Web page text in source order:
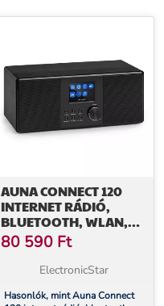
AUNA CONNECT 120
INTERNET RÁDIÓ,
BLUETOOTH, WLAN,
DAB/DAB+, FM, RDS,
USB, AUX
80 590 Ft
ElectronicStar
Hasonlók, mint Auna Connect